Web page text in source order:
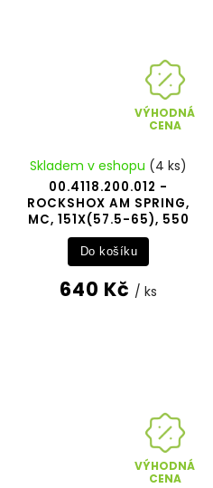
VÝHODNÁ
CENA
00.4118.200.012 -
ROCKSHOX AM SPRING,
MC, 151X(57.5-65), 550
Skladem v eshopu (4 ks)
640 Kč / ks
Do košíku
VÝHODNÁ
CENA